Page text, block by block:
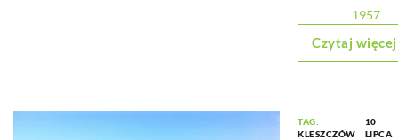
1957
Czytaj więcej
TAG:
KLESZCZÓW
10
LIPCA